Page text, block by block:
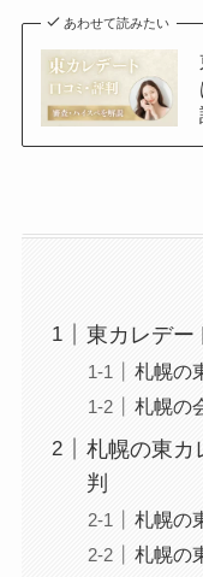
あわせて読みたい
東カレデー
札幌の
札幌の
札幌の東カ
判
札幌の
札幌の